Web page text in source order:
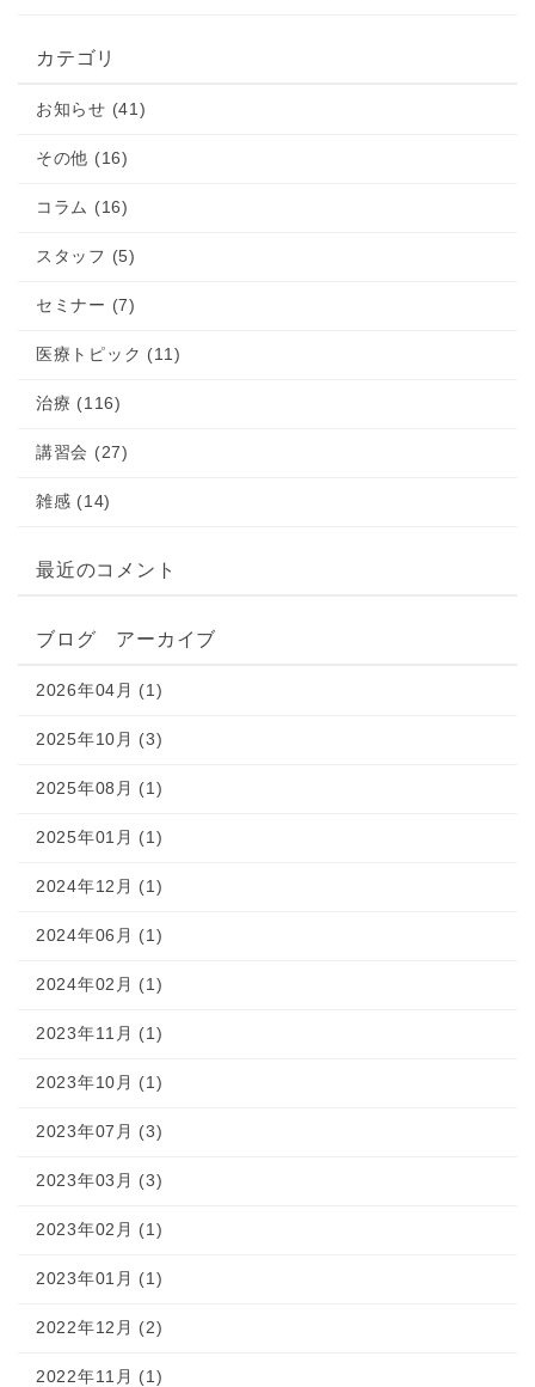
カテゴリ
お知らせ (41)
その他 (16)
コラム (16)
スタッフ (5)
セミナー (7)
医療トピック (11)
治療 (116)
講習会 (27)
雑感 (14)
最近のコメント
ブログ アーカイブ
2026年04月 (1)
2025年10月 (3)
2025年08月 (1)
2025年01月 (1)
2024年12月 (1)
2024年06月 (1)
2024年02月 (1)
2023年11月 (1)
2023年10月 (1)
2023年07月 (3)
2023年03月 (3)
2023年02月 (1)
2023年01月 (1)
2022年12月 (2)
2022年11月 (1)